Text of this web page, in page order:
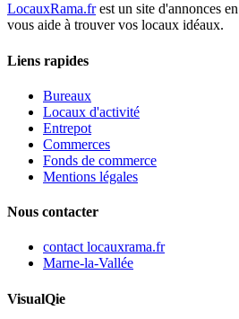
LocauxRama.frest un site d'annonces
vous aide à trouver vos locaux idéaux.
Liens rapides
Bureaux
Locaux d'activité
Entrepot
Commerces
Fonds de commerce
Mentions légales
Nous contacter
contactlocauxrama.fr
Marne-la-Vallée
VisualQie